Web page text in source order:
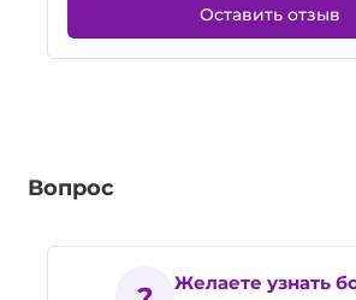
Оставить отзыв
Вопрос
Желаете узнать